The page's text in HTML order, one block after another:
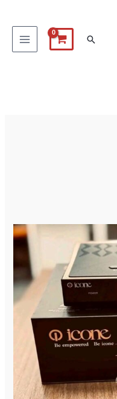
البحث